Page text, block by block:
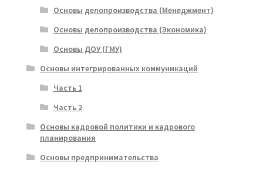
Основы делопроизводства (Менеджмент)
Основы делопроизводства (Экономика)
Основы ДОУ (ГМУ)
Основы интегрированных коммуникаций
Часть 1
Часть 2
Основы кадровой политики и кадрового
планирования
Основы предпринимательства